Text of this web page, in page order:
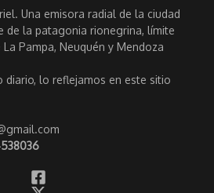
Una emisora radial de la ciudad
de la patagonia rionegrina, límite
Pampa, Neuquén y Mendoza
diario, lo reflejamos en este sitio